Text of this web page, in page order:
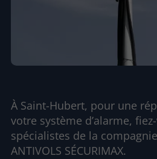
À Saint-Hubert, pour une
votre système d’alarme,
spécialistes de la compagnie
ANTIVOLS SÉCURIMAX.